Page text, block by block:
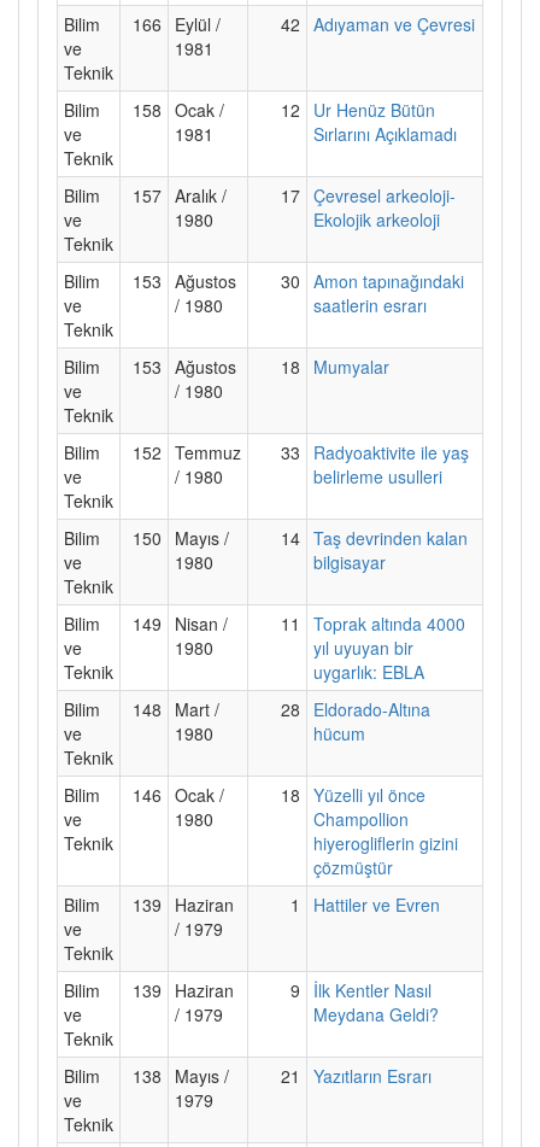
Bilim
ve
Teknik
166
Eylül /
1981
42 Adıyaman ve Çevresi
Bilim
ve
Teknik
158 Ocak /
1981
12
Ur Henüz Bütün
Sırlarını Açıklamadı
Bilim
ve
Teknik
157 Aralık /
1980
17 Çevresel arkeoloji-
Ekolojik arkeoloji
Bilim
ve
Teknik
153 Ağustos
/ 1980
30 Amon tapınağındaki
saatlerin esrarı
Bilim
ve
Teknik
153 Ağustos
/ 1980
18 Mumyalar
Bilim
ve
Teknik
152 Temmuz
/ 1980
33
Radyoaktivite ile yaş
belirleme usulleri
Bilim
ve
Teknik
150
Mayıs /
1980
14 Taş devrinden kalan
bilgisayar
Bilim
ve
Teknik
149
Nisan /
1980
11
Toprak altında 4000
yıl uyuyan bir
uygarlık: EBLA
Bilim
ve
Teknik
148
Mart /
1980
28
Eldorado-Altına
hücum
Bilim
ve
Teknik
146 Ocak /
1980
18 Yüzelli yıl önce
Champollion
hiyerogliflerin gizini
çözmüştür
Bilim
ve
Teknik
139
Haziran
/ 1979
1 Hattiler ve Evren
Bilim
ve
Teknik
139
Haziran
/ 1979
9
İlk Kentler Nasıl
Meydana Geldi?
Bilim
ve
Teknik
138
Mayıs /
1979
21 Yazıtların Esrarı